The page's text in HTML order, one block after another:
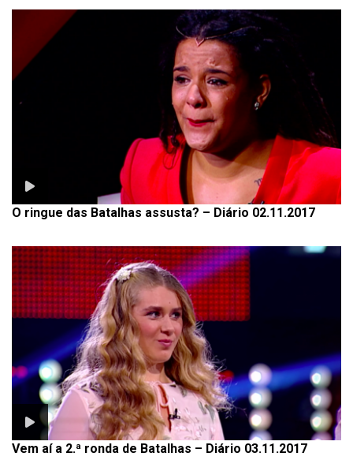
O ringue das Batalhas assusta? – Diário 02.11.2017
Vem aí a 2.ª ronda de Batalhas – Diário 03.11.2017